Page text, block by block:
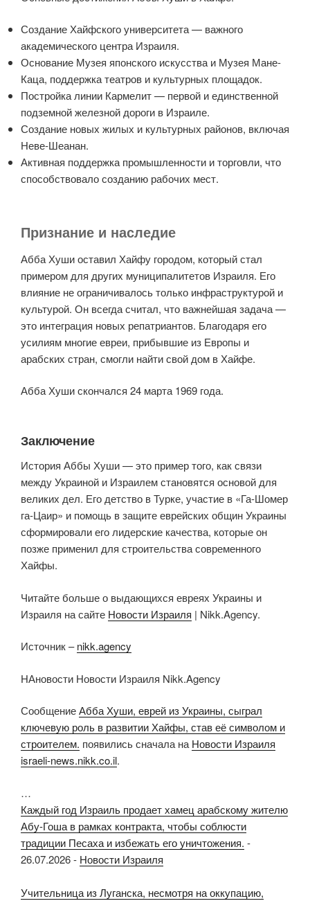
Создание Хайфского университета — важного
академического центра Израиля.
Основание Музея японского искусства и Музея Мане-
Каца, поддержка театров и культурных площадок.
Постройка линии Кармелит — первой и единственной
подземной железной дороги в Израиле.
Создание новых жилых и культурных районов, включая
Неве-Шеанан.
Активная поддержка промышленности и торговли, что
способствовало созданию рабочих мест.
Признание и наследие
Абба Хуши оставил Хайфу городом, который стал
примером для других муниципалитетов Израиля. Его
влияние не ограничивалось только инфраструктурой и
культурой. Он всегда считал, что важнейшая задача —
это интеграция новых репатриантов. Благодаря его
усилиям многие евреи, прибывшие из Европы и
арабских стран, смогли найти свой дом в Хайфе.
Абба Хуши скончался 24 марта 1969 года.
Заключение
История Аббы Хуши — это пример того, как связи
между Украиной и Израилем становятся основой для
великих дел. Его детство в Турке, участие в «Га-Шомер
га-Цаир» и помощь в защите еврейских общин Украины
сформировали его лидерские качества, которые он
позже применил для строительства современного
Хайфы.
Читайте больше о выдающихся евреях Украины и
Израиля на сайте Новости Израиля | Nikk.Agency.
Источник –nikk.agency
НАновости Новости Израиля Nikk.Agency
СообщениеАбба Хуши, еврей из Украины, сыграл
ключевую роль в развитии Хайфы, став её символом и
строителем. появились сначала наНовости Израиля
israeli-news.nikk.co.il.
…
Каждый год Израиль продает хамец арабскому жителю
Абу-Гоша в рамках контракта, чтобы соблюсти
традиции Песаха и избежать его уничтожения. -
26.07.2026- Новости Израиля
Учительница из Луганска, несмотря на оккупацию,